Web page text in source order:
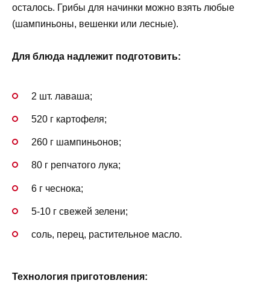
осталось. Грибы для начинки можно взять любые
(шампиньоны, вешенки или лесные).
Для блюда надлежит подготовить:
2 шт. лаваша;
520 г картофеля;
260 г шампиньонов;
80 г репчатого лука;
6 г чеснока;
5-10 г свежей зелени;
соль, перец, растительное масло.
Технология приготовления: